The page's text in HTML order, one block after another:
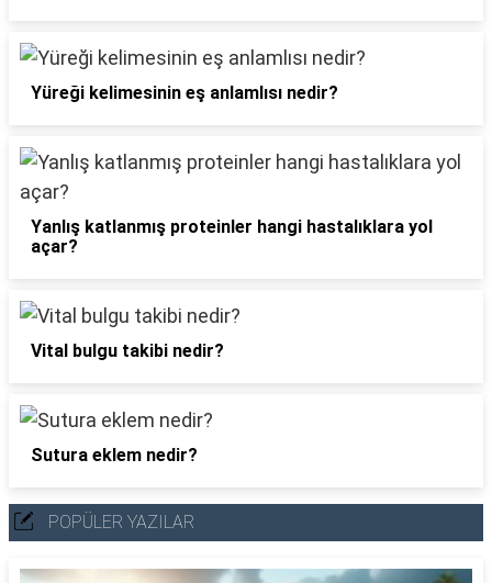
Yüreği kelimesinin eş anlamlısı nedir?
Yanlış katlanmış proteinler hangi hastalıklara yol
açar?
Vital bulgu takibi nedir?
Sutura eklem nedir?
POPÜLER YAZILAR